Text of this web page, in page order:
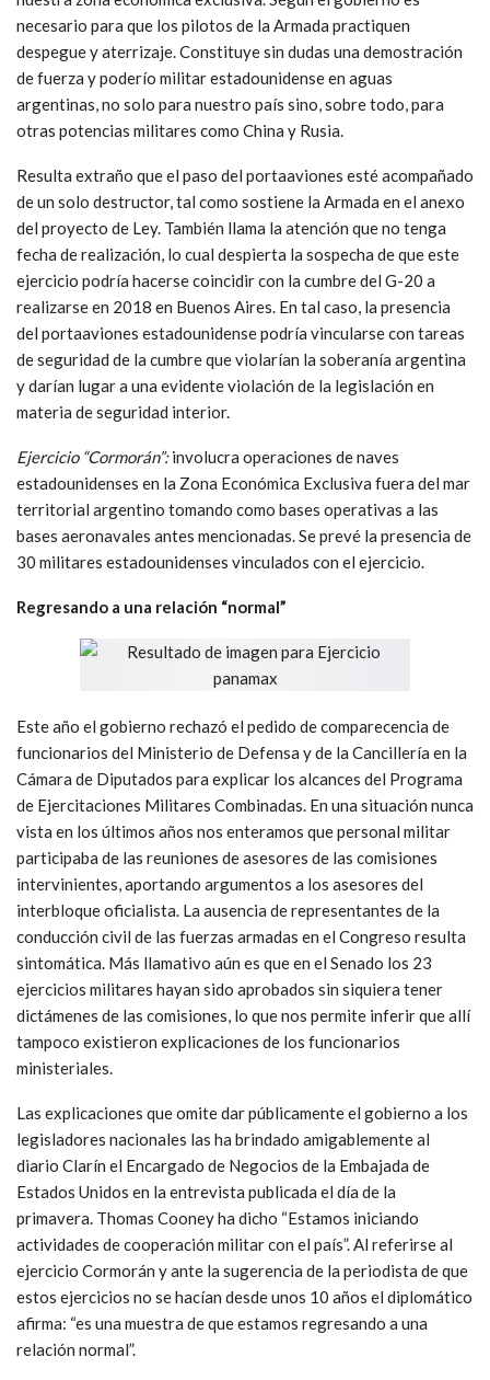
necesario para que los pilotos de la Armada practiquen
despegue y aterrizaje. Constituye sin dudas una demostración
de fuerza y poderío militar estadounidense en aguas
argentinas, no solo para nuestro país sino, sobre todo, para
otras potencias militares como China y Rusia.
Resulta extraño que el paso del portaaviones esté acompañado
de un solo destructor, tal como sostiene la Armada en el anexo
del proyecto de Ley. También llama la atención que no tenga
fecha de realización, lo cual despierta la sospecha de que este
ejercicio podría hacerse coincidir con la cumbre del G-20 a
realizarse en 2018 en Buenos Aires. En tal caso, la presencia
del portaaviones estadounidense podría vincularse con tareas
de seguridad de la cumbre que violarían la soberanía argentina
y darían lugar a una evidente violación de la legislación en
materia de seguridad interior.
Ejercicio “Cormorán”:involucra operaciones de naves
estadounidenses en la Zona Económica Exclusiva fuera del mar
territorial argentino tomando como bases operativas a las
bases aeronavales antes mencionadas. Se prevé la presencia de
30 militares estadounidenses vinculados con el ejercicio.
Regresando a una relación “normal”
Este año el gobierno rechazó el pedido de comparecencia de
funcionarios del Ministerio de Defensa y de la Cancillería en la
Cámara de Diputados para explicar los alcances del Programa
de Ejercitaciones Militares Combinadas. En una situación nunca
vista en los últimos años nos enteramos que personal militar
participaba de las reuniones de asesores de las comisiones
intervinientes, aportando argumentos a los asesores del
interbloque oficialista. La ausencia de representantes de la
conducción civil de las fuerzas armadas en el Congreso resulta
sintomática. Más llamativo aún es que en el Senado los 23
ejercicios militares hayan sido aprobados sin siquiera tener
dictámenes de las comisiones, lo que nos permite inferir que allí
tampoco existieron explicaciones de los funcionarios
ministeriales.
Las explicaciones que omite dar públicamente el gobierno a los
legisladores nacionales las ha brindado amigablemente al
diario Clarín el Encargado de Negocios de la Embajada de
Estados Unidos en la entrevista publicada el día de la
primavera. Thomas Cooney ha dicho “Estamos iniciando
actividades de cooperación militar con el país”. Al referirse al
ejercicio Cormorán y ante la sugerencia de la periodista de que
estos ejercicios no se hacían desde unos 10 años el diplomático
afirma: “es una muestra de que estamos regresando a una
relación normal”.